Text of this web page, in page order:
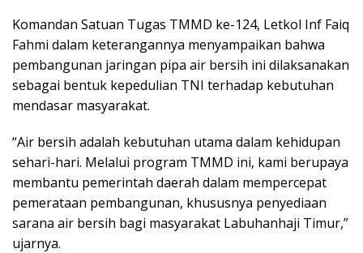
Komandan Satuan Tugas TMMD ke-124, Letkol Inf Faiq
Fahmi dalam keterangannya menyampaikan bahwa
pembangunan jaringan pipa air bersih ini dilaksanakan
sebagai bentuk kepedulian TNI terhadap kebutuhan
mendasar masyarakat.
“Air bersih adalah kebutuhan utama dalam kehidupan
sehari-hari. Melalui program TMMD ini, kami berupaya
membantu pemerintah daerah dalam mempercepat
pemerataan pembangunan, khususnya penyediaan
sarana air bersih bagi masyarakat Labuhanhaji Timur,”
ujarnya.